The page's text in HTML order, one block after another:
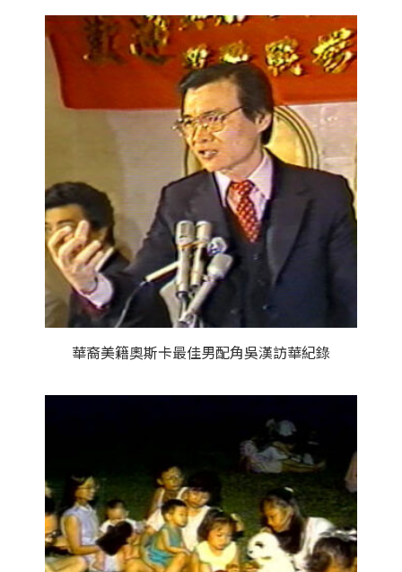
華裔美籍奧斯卡最佳男配角吳漢訪華紀錄